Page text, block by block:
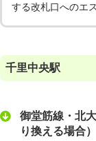
する改札口へのエ
千里中央駅
御堂筋線・北
り換える場合）